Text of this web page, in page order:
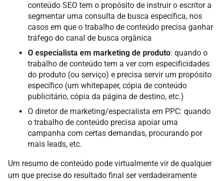
conteúdo SEO tem o propósito de instruir o escritor a
segmentar uma consulta de busca específica, nos
casos em que o trabalho de conteúdo precisa ganhar
tráfego do canal de busca orgânica
O especialista em marketing de produto: quando o
trabalho de conteúdo tem a ver com especificidades
do produto (ou serviço) e precisa servir um propósito
específico (um whitepaper, cópia de conteúdo
publicitário, cópia da página de destino, etc.)
O diretor de marketing/especialista em PPC: quando
o trabalho de conteúdo precisa apoiar uma
campanha com certas demandas, procurando por
mais leads, etc.
Um resumo de conteúdo pode virtualmente vir de qualquer
um que precise do resultado final ser verdadeiramente